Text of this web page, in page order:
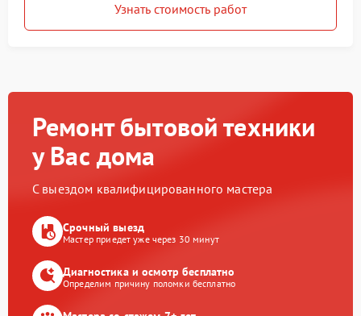
Узнать стоимость работ
Ремонт бытовой техники
у Вас дома
С выездом квалифицированного мастера
Срочный выезд
Мастер приедет уже через 30 минут
Диагностика и осмотр бесплатно
Определим причину поломки бесплатно